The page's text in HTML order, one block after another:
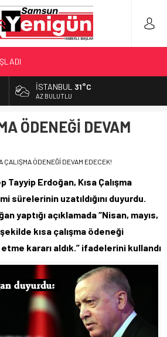
HEDEF 5’İNCİLİK!
YAPIN!’
YAPILAN EN BÜYÜK HATALAR
İSTANBUL 31°C
AZ BULUTLU
ÖDENEĞİ DEVAM
ÇALIŞMA ÖDENEĞİ DEVAM EDECEK!
Tayyip Erdoğan, Kısa Çalışma
sürelerinin uzatıldığını duyurdu.
yaptığı açıklamada “Nisan, mayıs,
kısa çalışma ödeneği
kararı aldık.” ifadelerini kullandı